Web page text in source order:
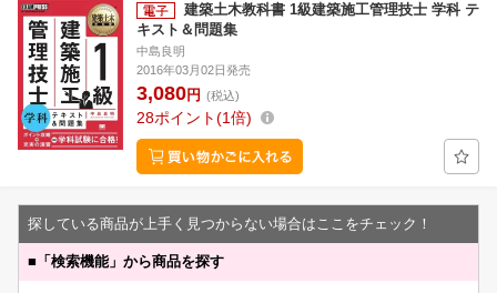
建築土木教科書 1級建築施工管理技士 学科 テ
キスト＆問題集
中島良明
2016年03月02日発売
3,080円 (税込)
28ポイント 1倍
探している商品が上手く見つからない場合はここをチェック！
■ 「検索機能」から商品を探す